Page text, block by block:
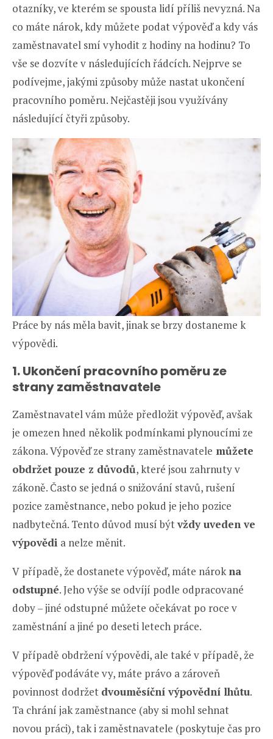
otazníky, ve kterém se spousta lidí příliš nevyzná. Na
co máte nárok, kdy můžete podat výpověď a kdy vás
zaměstnavatel smí vyhodit z hodiny na hodinu? To
vše se dozvíte v následujících řádcích. Nejprve se
podívejme, jakými způsoby může nastat ukončení
pracovního poměru. Nejčastěji jsou využívány
následující čtyři způsoby.
Práce by nás měla bavit, jinak se brzy dostaneme k
výpovědi.
1. Ukončení pracovního poměru ze
strany zaměstnavatele
Zaměstnavatel vám může předložit výpověď, avšak
je omezen hned několik podmínkami plynoucími ze
zákona. Výpověď ze strany zaměstnavatele můžete
obdržet pouze z důvodů, které jsou zahrnuty v
zákoně. Často se jedná o snižování stavů, rušení
pozice zaměstnance, nebo pokud je jeho pozice
nadbytečná. Tento důvod musí býtvždy uveden ve
výpovědi a nelze měnit.
V případě, že dostanete výpověď, máte nárokna
odstupné. Jeho výše se odvíjí podle odpracované
doby – jiné odstupné můžete očekávat po roce v
zaměstnání a jiné po deseti letech práce.
V případě obdržení výpovědi, ale také v případě, že
výpověď podáváte vy, máte právo a zároveň
povinnost dodržet dvouměsíční výpovědní lhůtu.
Ta chrání jak zaměstnance (aby si mohl sehnat
novou práci), tak i zaměstnavatele (poskytuje čas pro